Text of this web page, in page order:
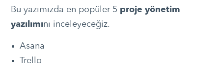
Bu yazımızda en popüler 5 proje yönetim
yazılımını inceleyeceğiz.
Asana
Trello